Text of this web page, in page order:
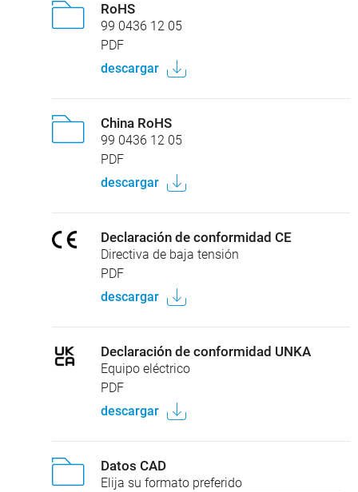
RoHS
99 0436 12 05
PDF
descargar
China RoHS
99 0436 12 05
PDF
descargar
Declaración de conformidad CE
Directiva de baja tensión
PDF
descargar
Declaración de conformidad UNKA
Equipo eléctrico
PDF
descargar
Datos CAD
Elija su formato preferido